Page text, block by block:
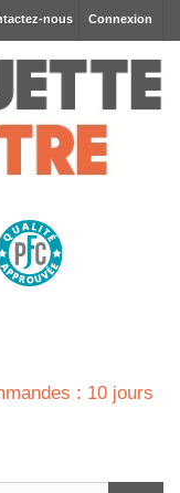
Connexion
nous
: 10 jours